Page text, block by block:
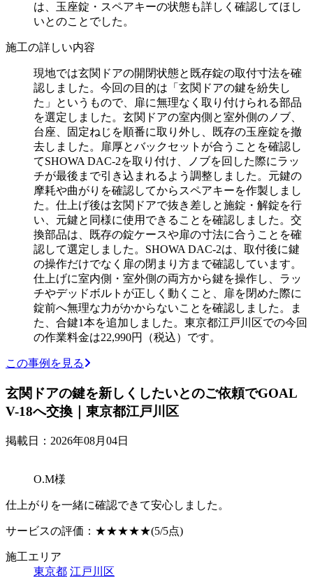
は、玉座錠・スペアキーの状態も詳しく確認してほし
いとのことでした。
施工の詳しい内容
現地では玄関ドアの開閉状態と既存錠の取付寸法を確
認しました。今回の目的は「玄関ドアの鍵を紛失し
た」というもので、扉に無理なく取り付けられる部品
を選定しました。玄関ドアの室内側と室外側のノブ、
台座、固定ねじを順番に取り外し、既存の玉座錠を撤
去しました。扉厚とバックセットが合うことを確認し
てSHOWA DAC-2を取り付け、ノブを回した際にラッ
チが最後まで引き込まれるよう調整しました。元鍵の
摩耗や曲がりを確認してからスペアキーを作製しまし
た。仕上げ後は玄関ドアで抜き差しと施錠・解錠を行
い、元鍵と同様に使用できることを確認しました。交
換部品は、既存の錠ケースや扉の寸法に合うことを確
認して選定しました。SHOWA DAC-2は、取付後に鍵
の操作だけでなく扉の閉まり方まで確認しています。
仕上げに室内側・室外側の両方から鍵を操作し、ラッ
チやデッドボルトが正しく動くこと、扉を閉めた際に
錠前へ無理な力がかからないことを確認しました。ま
た、合鍵1本を追加しました。東京都江戸川区での今回
の作業料金は22,990円（税込）です。
この事例を見る
玄関ドアの鍵を新しくしたいとのご依頼でGOAL
V-18へ交換｜東京都江戸川区
掲載日：2026年08月04日
O.M様
仕上がりを一緒に確認できて安心しました。
サービスの評価： ★★★★★(5/5点)
施工エリア
東京都 江戸川区